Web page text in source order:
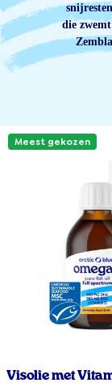
die
Meest gekozen
Visolie met